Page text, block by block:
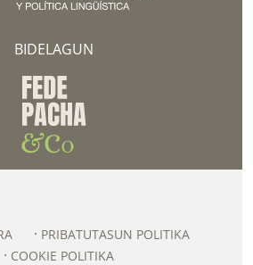
BIDELAGUN
PRIBATUTASUN POLITIKA
COOKIE POLITIKA